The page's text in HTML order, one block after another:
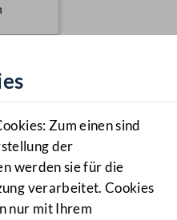
Zum einen sind
der
werden sie für die
verarbeitet. Cookies
nur mit Ihrem